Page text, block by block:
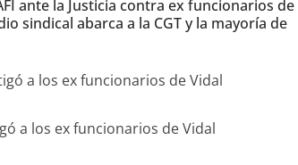
ante la Justicia contra ex funcionarios de
sindical abarca a la CGT y la mayoría de
a los ex funcionarios de Vidal